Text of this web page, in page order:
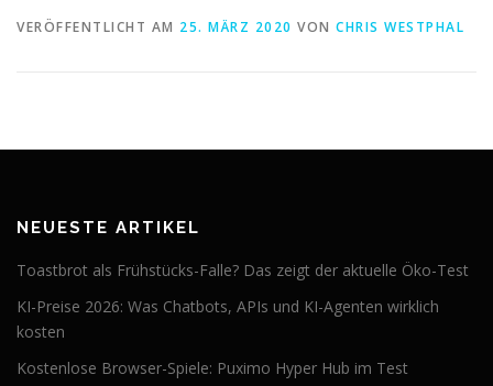
VERÖFFENTLICHT AM 25. MÄRZ 2020 VON CHRIS WESTPHAL
NEUESTE ARTIKEL
Toastbrot als Frühstücks-Falle? Das zeigt der aktuelle Öko-Test
KI-Preise 2026: Was Chatbots, APIs und KI-Agenten wirklich
kosten
Kostenlose Browser-Spiele: Puximo Hyper Hub im Test